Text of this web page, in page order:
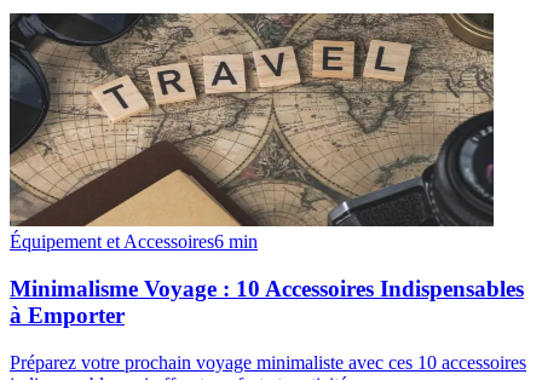
Équipement et Accessoires6 min
Minimalisme Voyage : 10 Accessoires Indispensables
à Emporter
Préparez votre prochain voyage minimaliste avec ces 10 accessoires